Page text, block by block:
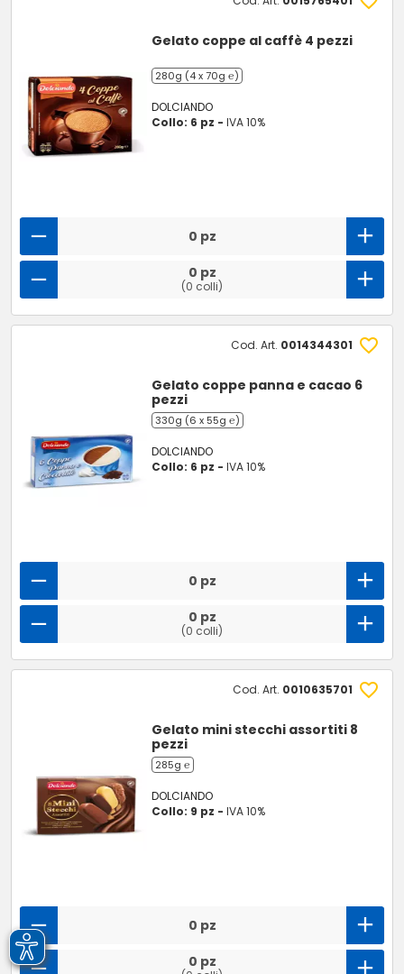
Gelato coppe al caffè 4 pezzi
280g (4 x 70g ℮)
DOLCIANDO
Collo: 6 pz -IVA 10%
0 pz
0 pz
(0 colli)
Cod. Art. 0014344301
Gelato coppe panna e cacao 6
pezzi
330g (6 x 55g ℮)
DOLCIANDO
Collo: 6 pz -IVA 10%
0 pz
0 pz
(0 colli)
Cod. Art. 0010635701
Gelato mini stecchi assortiti 8
pezzi
285g ℮
DOLCIANDO
Collo: 9 pz -IVA 10%
0 pz
0 pz